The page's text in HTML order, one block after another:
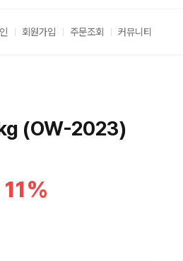
회원가입 주문조회 커뮤니티
(OW-2023)
11%